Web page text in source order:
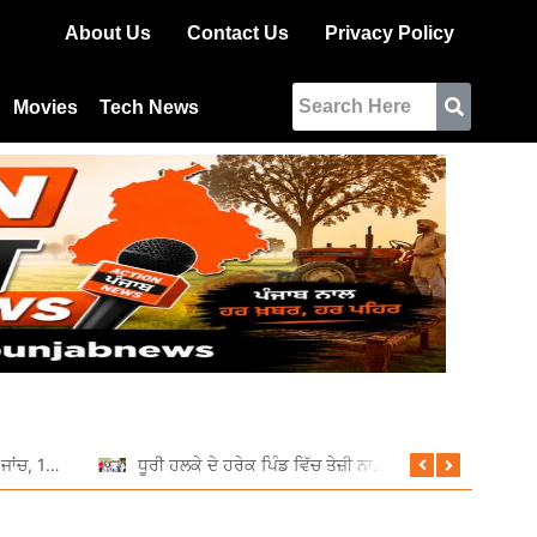
About Us Contact Us Privacy Policy
Movies Tech News
ਆਰਟੀਓ ਵੱਲੋਂ ਵਿਸ਼ੇਸ਼ ਰਾਤਰੀ ਜਾਂਚ, 11 ਵਾਹਨਾਂ ਦੇ ਕੱਟੇ ਚਲਾਨ